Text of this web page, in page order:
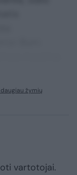
žymių
vartotojai.